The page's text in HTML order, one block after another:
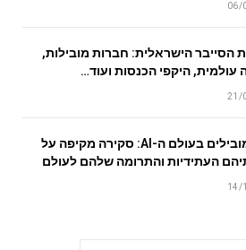
06/
הסייבר הישראלית: חברות מובילות,
עולמית, היקפי הכנסות ועוד…
21/
כלים מובילים בעולם ה-AI: סקירה מקיפה על
העתידיות והתרומה שלהם לעולם
14/